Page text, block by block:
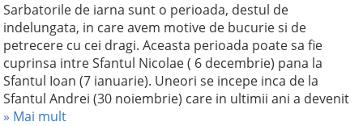
Sarbatorile de iarna sunt o perioada, destul de
indelungata, in care avem motive de bucurie si de
petrecere cu cei dragi. Aceasta perioada poate sa fie
cuprinsa intre Sfantul Nicolae ( 6 decembrie) pana la
Sfantul Ioan (7 ianuarie). Uneori se incepe inca de la
Sfantul Andrei (30 noiembrie) care in ultimii ani a devenit
» Mai mult